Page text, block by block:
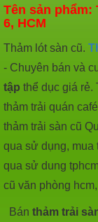
Tên sản phẩm:
6, HCM
Thảm lót sàn cũ.
- Chuyên bán và
tập thể dục giá rẻ.
thảm trải quán
thảm trải sàn cũ
qua sử dụng, mua
qua sử dung
cũ văn phòng hcm,
Bán thảm trải